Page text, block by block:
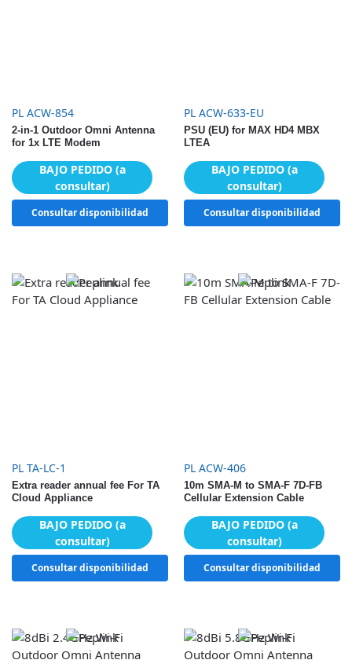
PL ACW-854
2-in-1 Outdoor Omni Antenna
for 1x LTE Modem
Consultar disponibilidad
BAJO PEDIDO (a
consultar)
PL ACW-633-EU
PSU (EU) for MAX HD4 MBX
LTEA
Consultar disponibilidad
BAJO PEDIDO (a
consultar)
PL TA-LC-1
Extra reader annual fee For TA
Cloud Appliance
Consultar disponibilidad
BAJO PEDIDO (a
consultar)
PL ACW-406
10m SMA-M to SMA-F 7D-FB
Cellular Extension Cable
Consultar disponibilidad
BAJO PEDIDO (a
consultar)